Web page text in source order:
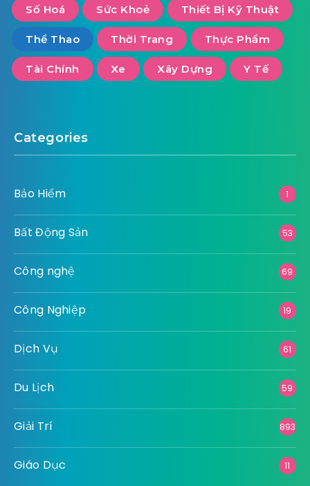
Số Hoá Sức Khoẻ Thiết Bị Kỹ Thuật
Thể Thao Thời Trang Thực Phẩm
Tài Chính Xe Xây Dựng Y Tế
Categories
Bảo Hiểm 1
Bất Động Sản 53
Công nghệ 69
Công Nghiệp 19
Dịch Vụ 61
Du Lịch 59
Giải Trí 893
Giáo Dục 11